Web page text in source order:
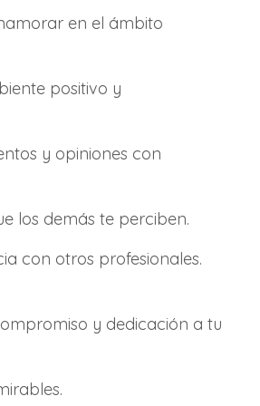
en el ámbito
positivo y
y opiniones con
los demás te perciben.
con otros profesionales.
y dedicación a tu